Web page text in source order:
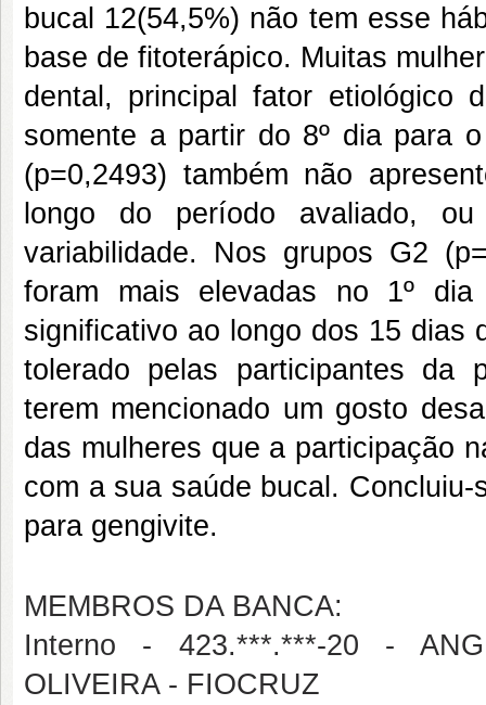
bucal 12(54,5%) não tem esse
base de fitoterápico. Muitas
dental, principal fator etiológico
somente a partir do 8º dia para
(p=0,2493) também não
longo do período avaliado,
variabilidade. Nos grupos G2
foram mais elevadas no 1º dia
significativo ao longo dos 15 dias
tolerado pelas participantes da
terem mencionado um gosto
das mulheres que a participação
com a sua saúde bucal.
para gengivite.
MEMBROS DA BANCA:
Interno - 423.***.***-20 -
OLIVEIRA - FIOCRUZ